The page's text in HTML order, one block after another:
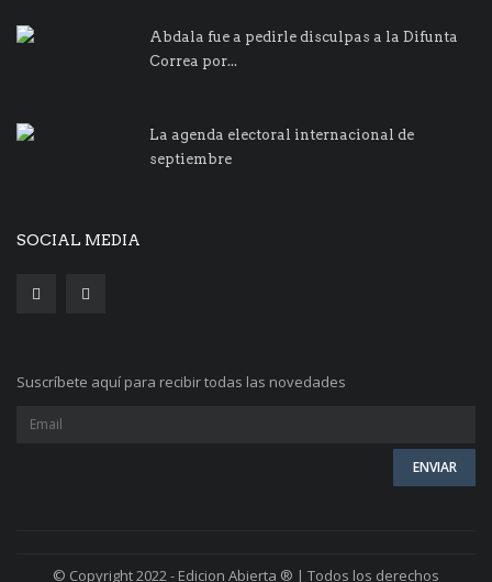
Abdala fue a pedirle disculpas a la Difunta
Correa por...
La agenda electoral internacional de
septiembre
SOCIAL MEDIA
Suscríbete aquí para recibir todas las novedades
© Copyright 2022 - Edicion Abierta ® | Todos los derechos